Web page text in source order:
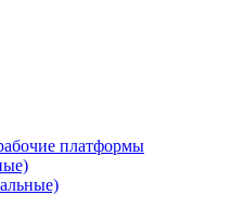
платформы